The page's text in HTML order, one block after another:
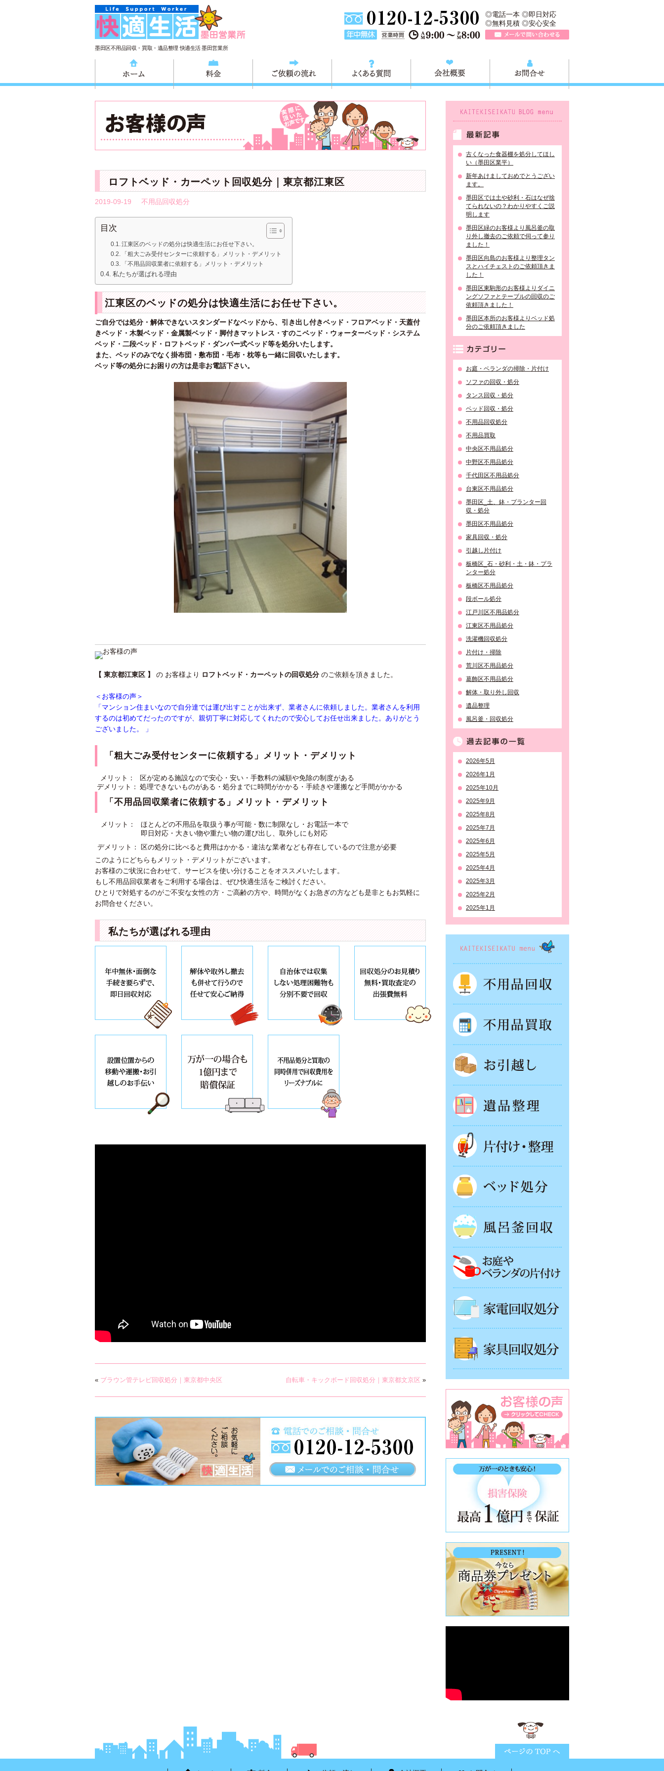
墨田区不用品回収・買取・遺品整理 快適生活 墨田営業所
TEL 0120-757-161（年中無休）営業時間AM9:00～
◎電話一本 ◎即日対応
◎無料見積 ◎安心安全
ご依頼の流れ よくある質問
ロフトベッド・カーペット回収処分｜東京都江東区
2019-09-19 不用品回収処分
目次
江東区のベッドの処分は快適生活にお任せ下さい。
「粗大ごみ受付センターに依頼する」メリット・デメリット
「不用品回収業者に依頼する」メリット・デメリット
私たちが選ばれる理由
江東区のベッドの処分は快適生活にお任せ下さい。
ご自分では処分・解体できないスタンダードなベッドから、引き出し付きベッド・フロアベッド・天蓋付
きベッド・木製ベッド・金属製ベッド・脚付きマットレス・すのこベッド・ウォーターベッド・システム
ベッド・二段ベッド・ロフトベッド・ダンパー式ベッド等を処分いたします。
また、ベッドのみでなく掛布団・敷布団・毛布・枕等も一緒に回収いたします。
ベッド等の処分にお困りの方は是非お電話下さい。
【 東京都江東区 】 の お客様より ロフトベッド・カーペットの回収処分 のご依頼を頂きました。
＜お客様の声＞
「マンション住まいなので自分達では運び出すことが出来ず、業者さんに依頼しました。業者さんを利用
するのは初めてだったのですが、親切丁寧に対応してくれたので安心してお任せ出来ました。ありがとう
ございました。 」
「粗大ごみ受付センターに依頼する」メリット・デメリット
メリット：
区が定める施設なので安心・安い・手数料の減額や免除の制度がある
デメリット： 処理できないものがある・処分までに時間がかかる・手続きや運搬など手間がかかる
「不用品回収業者に依頼する」メリット・デメリット
メリット：
ほとんどの不用品を取扱う事が可能・数に制限なし・お電話一本で
即日対応・大きい物や重たい物の運び出し、取外しにも対応
デメリット：
区の処分に比べると費用はかかる・違法な業者なども存在しているので注意が必要
このようにどちらもメリット・デメリットがございます。
お客様のご状況に合わせて、サービスを使い分けることをオススメいたします。
もし不用品回収業者をご利用する場合は、ぜひ快適生活をご検討ください。
ひとりで対処するのがご不安な女性の方・ご高齢の方や、時間がなくお急ぎの方なども是非ともお気軽に
お問合せください。
私たちが選ばれる理由
お見積は無料で良心的な料金設定女性の方でも安心できる細やかな心配りお電話一本で即日回収 夜間でもご対応お客様のお手間は一切とらせません
万が一の場合も5000万円まで賠償保証
« ブラウン管テレビ回収処分｜東京都中央区 自転車・キックボード回収処分｜東京都文京区 »
古くなった食器棚を処分してほし
い（墨田区業平）
新年あけましておめでとうござい
ます。
墨田区では土や砂利・石はなぜ捨
てられないの？わかりやすくご説
明します
墨田区緑のお客様より風呂釜の取
り外し撤去のご依頼で伺って参り
ました！
墨田区向島のお客様より整理タン
スとハイチェストのご依頼頂きま
した！
墨田区東駒形のお客様よりダイニ
ングソファとテーブルの回収のご
依頼頂きました！
墨田区本所のお客様よりベッド処
分のご依頼頂きました
お庭・ベランダの掃除・片付け
ソファの回収・処分
タンス回収・処分
ベッド回収・処分
不用品回収処分
不用品買取
中央区不用品処分
中野区不用品処分
千代田区不用品処分
台東区不用品処分
墨田区_土、鉢・プランター回
収・処分
墨田区不用品処分
家具回収・処分
引越し片付け
板橋区_石・砂利・土・鉢・プラ
ンター処分
板橋区不用品処分
段ボール処分
江戸川区不用品処分
江東区不用品処分
洗濯機回収処分
片付け・掃除
荒川区不用品処分
葛飾区不用品処分
解体・取り外し回収
遺品整理
風呂釜・回収処分
2026年5月
2026年1月
2025年10月
2025年9月
2025年8月
2025年7月
2025年6月
2025年5月
2025年4月
2025年3月
2025年2月
2025年1月